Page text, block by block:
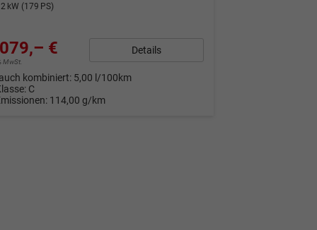
kW (179 PS)
€
MwSt.
Details
kombiniert: 5,00 l/100km
C
114,00 g/km